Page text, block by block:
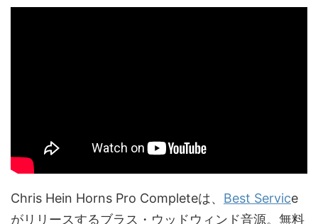
Chris Hein Horns Pro Completeは、 Best Service
がリリースするブラス・ウッドウィンド音源。無料